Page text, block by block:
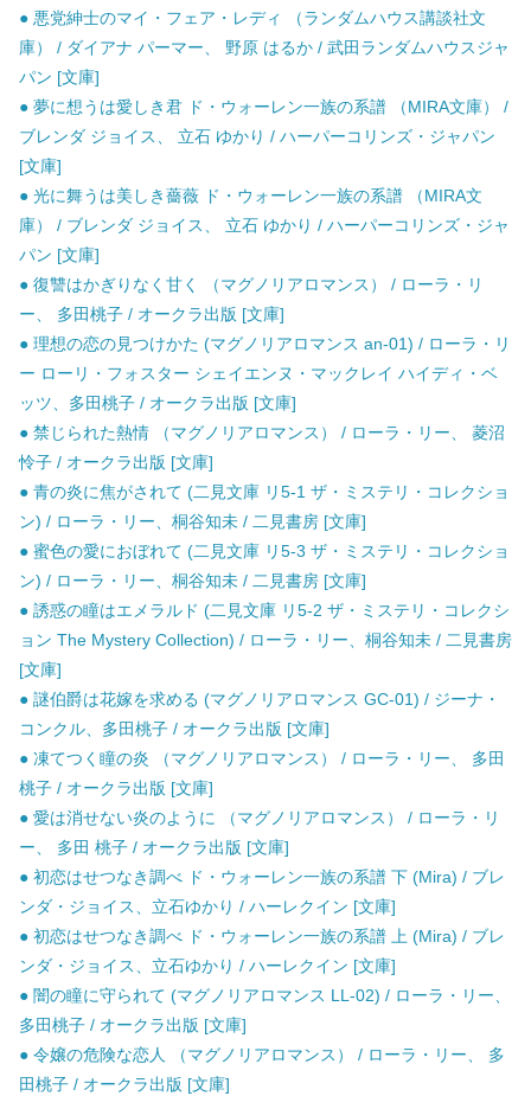
● 悪党紳士のマイ・フェア・レディ （ランダムハウス講談社文
庫） / ダイアナ パーマー、 野原 はるか / 武田ランダムハウスジャ
パン [文庫]
● 夢に想うは愛しき君 ド・ウォーレン一族の系譜 （MIRA文庫） /
ブレンダ ジョイス、 立石 ゆかり / ハーパーコリンズ・ジャパン
[文庫]
● 光に舞うは美しき薔薇 ド・ウォーレン一族の系譜 （MIRA文
庫） / ブレンダ ジョイス、 立石 ゆかり / ハーパーコリンズ・ジャ
パン [文庫]
● 復讐はかぎりなく甘く （マグノリアロマンス） / ローラ・リ
ー、 多田桃子 / オークラ出版 [文庫]
● 理想の恋の見つけかた (マグノリアロマンス an-01) / ローラ・リ
ー ローリ・フォスター シェイエンヌ・マックレイ ハイディ・ベ
ッツ、多田桃子 / オークラ出版 [文庫]
● 禁じられた熱情 （マグノリアロマンス） / ローラ・リー、 菱沼
怜子 / オークラ出版 [文庫]
● 青の炎に焦がされて (二見文庫 リ5-1 ザ・ミステリ・コレクショ
ン) / ローラ・リー、桐谷知未 / 二見書房 [文庫]
● 蜜色の愛におぼれて (二見文庫 リ5-3 ザ・ミステリ・コレクショ
ン) / ローラ・リー、桐谷知未 / 二見書房 [文庫]
● 誘惑の瞳はエメラルド (二見文庫 リ5-2 ザ・ミステリ・コレクシ
ョン The Mystery Collection) / ローラ・リー、桐谷知未 / 二見書房
[文庫]
● 謎伯爵は花嫁を求める (マグノリアロマンス GC-01) / ジーナ・
コンクル、多田桃子 / オークラ出版 [文庫]
● 凍てつく瞳の炎 （マグノリアロマンス） / ローラ・リー、 多田
桃子 / オークラ出版 [文庫]
● 愛は消せない炎のように （マグノリアロマンス） / ローラ・リ
ー、 多田 桃子 / オークラ出版 [文庫]
● 初恋はせつなき調べ ド・ウォーレン一族の系譜 下 (Mira) / ブレ
ンダ・ジョイス、立石ゆかり / ハーレクイン [文庫]
● 初恋はせつなき調べ ド・ウォーレン一族の系譜 上 (Mira) / ブレ
ンダ・ジョイス、立石ゆかり / ハーレクイン [文庫]
● 闇の瞳に守られて (マグノリアロマンス LL-02) / ローラ・リー、
多田桃子 / オークラ出版 [文庫]
● 令嬢の危険な恋人 （マグノリアロマンス） / ローラ・リー、 多
田桃子 / オークラ出版 [文庫]